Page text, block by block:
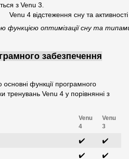
з Venu 3.
функцією оптимізації сну та
забезпечення
функції програмного
тренувань Venu 4 у порівнянні з
Venu
4
Venu
3
✔️
✔️
✔️
✔️